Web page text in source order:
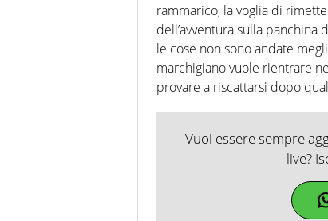
rammarico, la voglia di
dell’avventura sulla panchina
le cose non sono andate
marchigiano vuole rientrare
provare a riscattarsi dopo
Vuoi essere sempre
live?